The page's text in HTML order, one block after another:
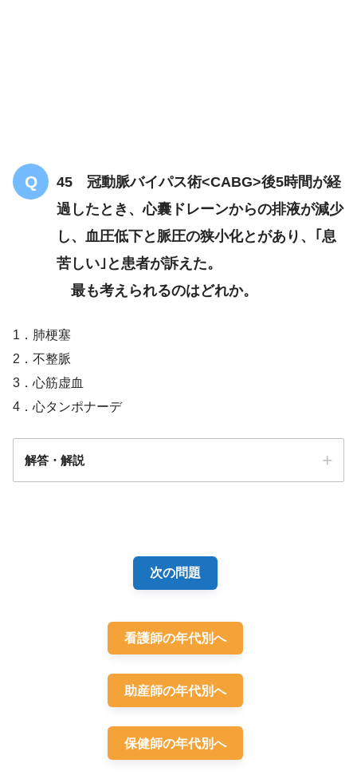
45 冠動脈バイパス術<CABG>後5時間が経
過したとき、心囊ドレーンからの排液が減少
し、血圧低下と脈圧の狭小化とがあり、｢息
苦しい｣と患者が訴えた。
最も考えられるのはどれか。
1．肺梗塞
2．不整脈
3．心筋虚血
4．心タンポナーデ
解答・解説
心タンポナーデ
次の問題
看護師の年代別へ
助産師の年代別へ
保健師の年代別へ